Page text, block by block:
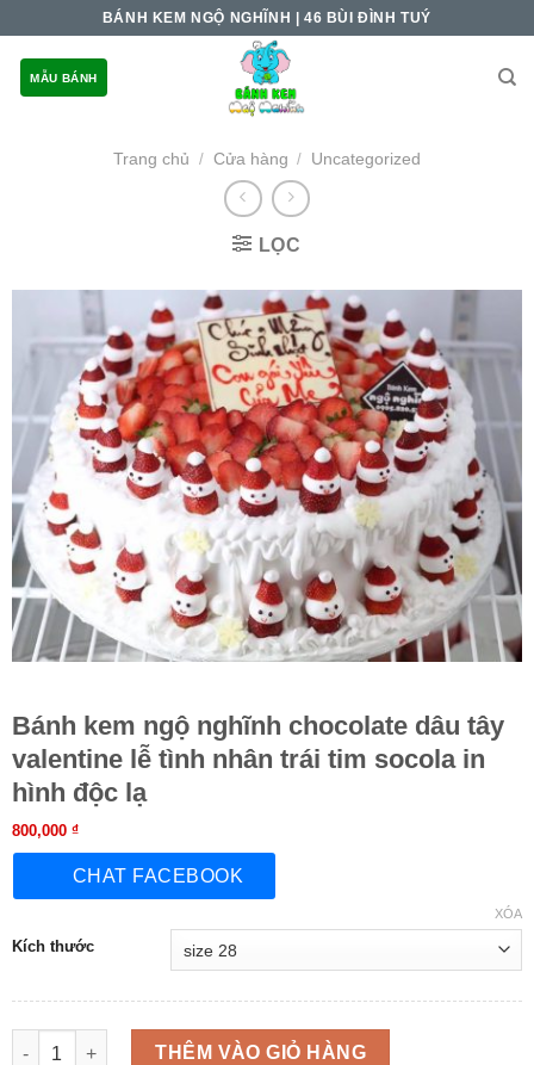
content
BÁNH KEM NGỘ NGHĨNH | 46 BÙI ĐÌNH TUÝ
MẪU BÁNH
Trang chủ / Cửa hàng / Uncategorized
LỌC
Bánh kem ngộ nghĩnh chocolate dâu tây
valentine lễ tình nhân trái tim socola in
hình độc lạ
800,000 ₫
CHAT FACEBOOK
Kích thước
XÓA
Bánh kem ngộ nghĩnh chocolate dâu tây valentine lễ tình
THÊM VÀO GIỎ HÀNG